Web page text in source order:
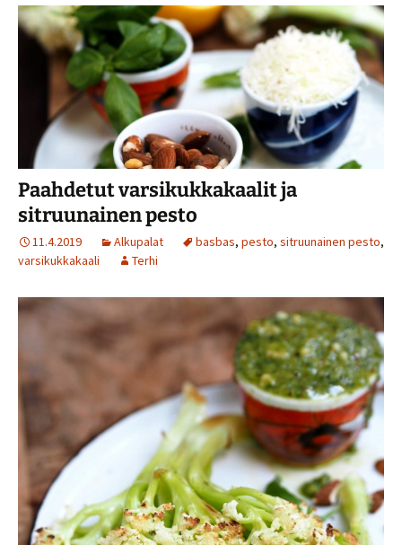
Paahdetut varsikukkakaalit ja
sitruunainen pesto
11.4.2019 Alkupalat basbas, pesto, sitruunainen pesto,
varsikukkakaali
Terhi